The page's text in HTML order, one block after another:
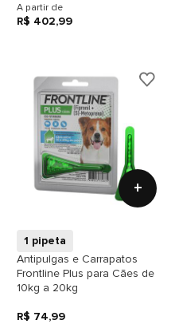
A partir de
R$ 402,99
+
1 pipeta
Antipulgas e Carrapatos
Frontline Plus para Cães de
10kg a 20kg
R$ 74,99